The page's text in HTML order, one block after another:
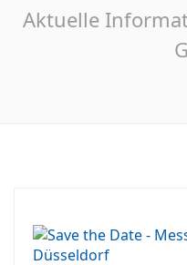
Aktuelle